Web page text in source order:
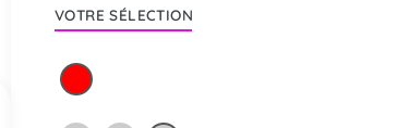
VOTRE SÉLECTION